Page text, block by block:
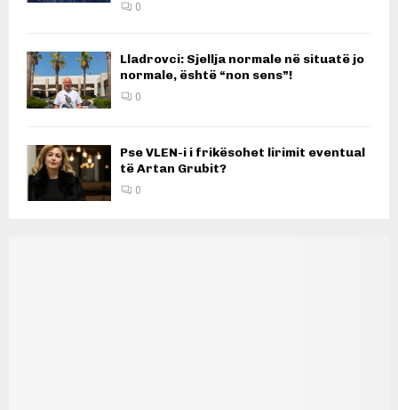
0
Lladrovci: Sjellja normale në situatë jo
normale, është “non sens”!
0
Pse VLEN-i i frikësohet lirimit eventual
të Artan Grubit?
0